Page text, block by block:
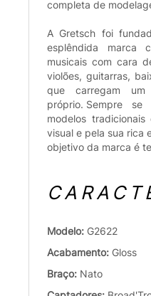
completa de
A Gretsch foi
esplêndida marca
musicais com cara
violões, guitarras,
que carregam
próprio. Sempre
modelos
visual e pela sua rica
objetivo da marca é
Modelo: G2622
Acabamento: Gloss
Braço: Nato